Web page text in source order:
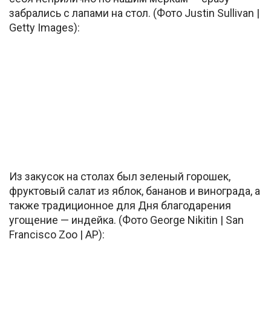
забрались с лапами на стол. (Фото Justin Sullivan |
Getty Images):
Из закусок на столах был зеленый горошек,
фруктовый салат из яблок, бананов и винограда, а
также традиционное для Дня благодарения
угощение — индейка. (Фото George Nikitin | San
Francisco Zoo | AP):